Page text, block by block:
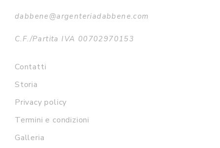
dabbene@argenteriadabbene.com
C.F./Partita IVA 00702970153
Contatti
Storia
Privacy policy
Termini e condizioni
Galleria